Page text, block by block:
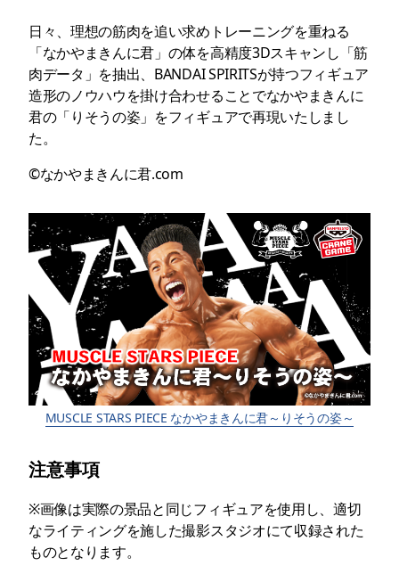
日々、理想の筋肉を追い求めトレーニングを重ねる
「なかやまきんに君」の体を高精度3Dスキャンし「筋
肉データ」を抽出、BANDAI SPIRITSが持つフィギュア
造形のノウハウを掛け合わせることでなかやまきんに
君の「りそうの姿」をフィギュアで再現いたしまし
た。
©なかやまきんに君.com
MUSCLE STARS PIECE なかやまきんに君～りそうの姿～
注意事項
※画像は実際の景品と同じフィギュアを使用し、適切
なライティングを施した撮影スタジオにて収録された
ものとなります。